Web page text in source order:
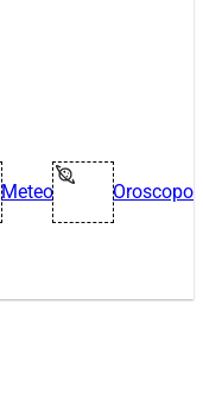
Meteo Oroscopo